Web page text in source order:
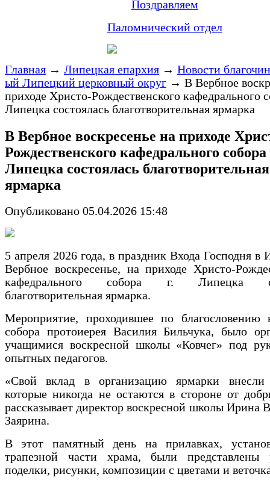
Поздравляем
Паломнический отдел
Главная → Липецкая епархия → Новости
ый Липецкий церковный округ → В Вербное
приходе Христо-Рождественского кафедрального
Липецка состоялась благотворительная ярмарка
В Вербное воскресенье на приходе
Рождественского кафедрального собора
Липецка состоялась благотворительная
ярмарка
Опубликовано 05.04.2026 15:48
5 апреля 2026 года, в праздник Входа Господня в
Вербное воскресенье, на приходе Христо-
кафедрального собора г. Липецка
благотворительная ярмарка.
Мероприятие, проходившее по благословению
собора протоиерея Василия Бильчука, было
учащимися воскресной школы «Ковчег» под
опытных педагогов.
«Свой вклад в организацию ярмарки внесли
которые никогда не остаются в стороне от
рассказывает директор воскресной школы Ирина
Заярина.
В этот памятный день на прилавках,
трапезной части храма, были представлены
поделки, рисунки, композиции с цветами и